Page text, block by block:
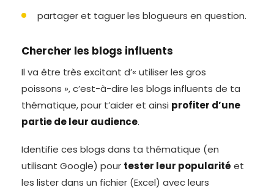
partager et taguer les blogueurs en question.
Chercher les blogs influents
Il va être très excitant d’« utiliser les gros
poissons », c’est-à-dire les blogs influents de ta
thématique, pour t’aider et ainsi profiter d’une
partie de leur audience.
Identifie ces blogs dans ta thématique (en
utilisant Google) pour tester leur popularité et
les lister dans un fichier (Excel) avec leurs